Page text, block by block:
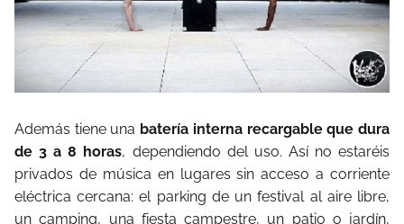
Además tiene una batería interna recargable que dura
de 3 a 8 horas, dependiendo del uso. Así no estaréis
privados de música en lugares sin acceso a corriente
eléctrica cercana: el parking de un festival al aire libre,
un camping, una fiesta campestre, un patio o jardín,